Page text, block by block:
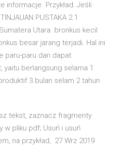
informacje. Przykład: Jeśli
PUSTAKA 2.1
Utara. bronkus kecil
besar jarang terjadi. Hal ini
paru-paru dan dapat
yaitu berlangsung selama 1
3 bulan selam 2 tahun
tekst, zaznacz fragmenty
w pliku pdf; Usuń i usuń
na przykład, 27 Wrz 2019